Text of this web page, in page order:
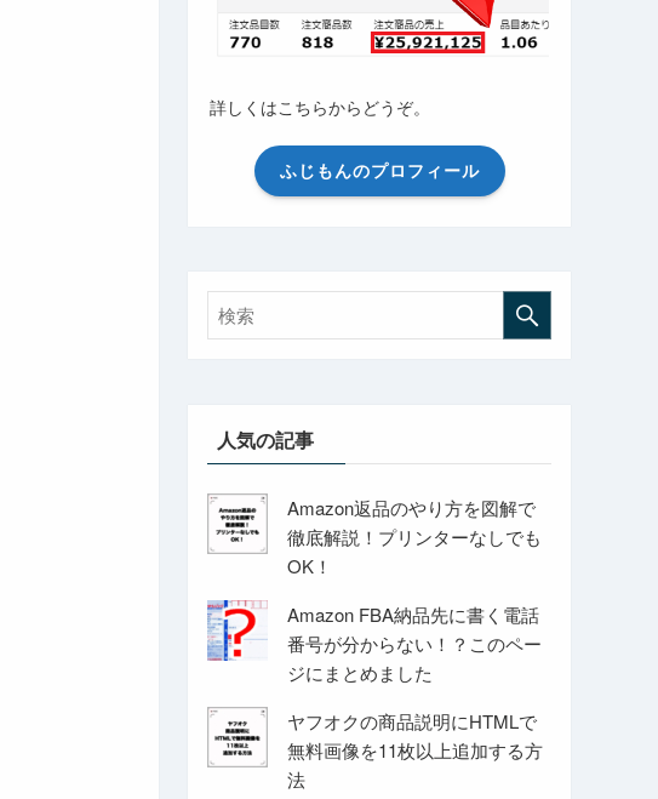
詳しくはこちらからどうぞ。
ふじもんのプロフィール
人気の記事
Amazon返品のやり方を図解で
徹底解説！プリンターなしでも
OK！
Amazon FBA納品先に書く電話
番号が分からない！？このペー
ジにまとめました
ヤフオクの商品説明にHTMLで
無料画像を11枚以上追加する方
法